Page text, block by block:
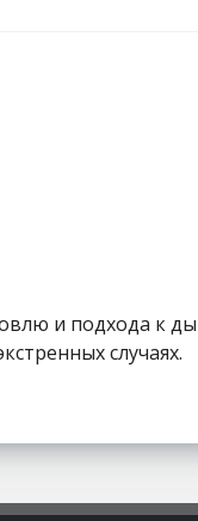
и подхода к
случаях.